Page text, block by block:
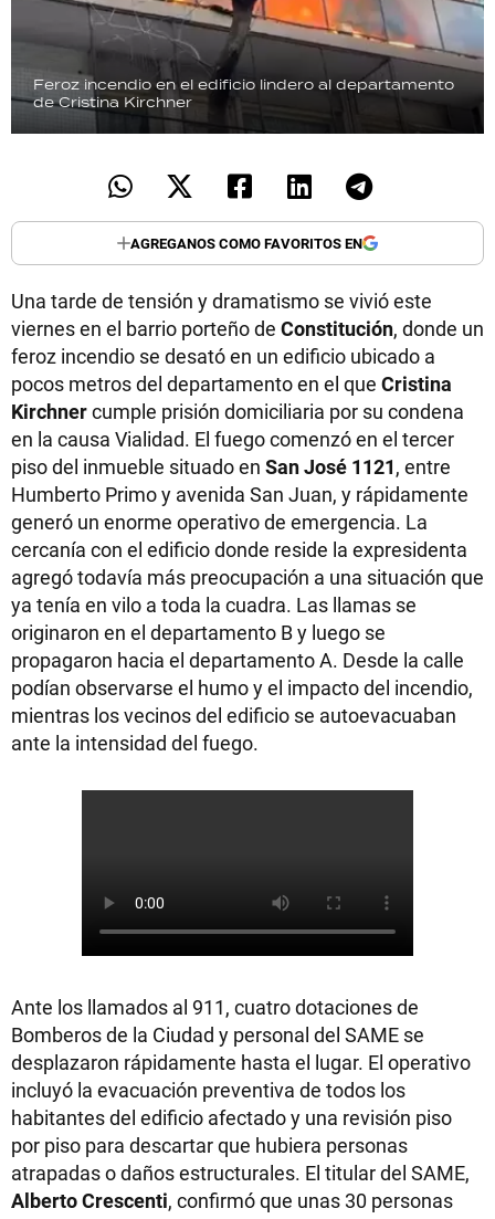
Feroz incendio en el edificio lindero al departamento
de Cristina Kirchner
AGREGANOS COMO FAVORITOS EN
Una tarde de tensión y dramatismo se vivió este
viernes en el barrio porteño de Constitución, donde un
feroz incendio se desató en un edificio ubicado a
pocos metros del departamento en el que Cristina
Kirchnercumple prisión domiciliaria por su condena
en la causa Vialidad. El fuego comenzó en el tercer
piso del inmueble situado en San José 1121, entre
Humberto Primo y avenida San Juan, y rápidamente
generó un enorme operativo de emergencia. La
cercanía con el edificio donde reside la expresidenta
agregó todavía más preocupación a una situación que
ya tenía en vilo a toda la cuadra. Las llamas se
originaron en el departamento B y luego se
propagaron hacia el departamento A. Desde la calle
podían observarse el humo y el impacto del incendio,
mientras los vecinos del edificio se autoevacuaban
ante la intensidad del fuego.
Ante los llamados al 911, cuatro dotaciones de
Bomberos de la Ciudad y personal del SAME se
desplazaron rápidamente hasta el lugar. El operativo
incluyó la evacuación preventiva de todos los
habitantes del edificio afectado y una revisión piso
por piso para descartar que hubiera personas
atrapadas o daños estructurales. El titular del SAME,
Alberto Crescenti, confirmó que unas 30 personas